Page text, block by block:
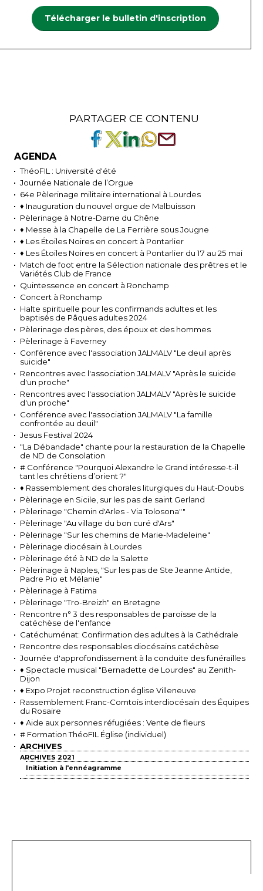
Télécharger le bulletin d'inscription
PARTAGER CE CONTENU
AGENDA
ThéoFIL : Université d'été
Journée Nationale de l’Orgue
64e Pèlerinage militaire international à Lourdes
♦ Inauguration du nouvel orgue de Malbuisson
Pèlerinage à Notre-Dame du Chêne
♦ Messe à la Chapelle de La Ferrière sous Jougne
♦ Les Étoiles Noires en concert à Pontarlier
♦ Les Étoiles Noires en concert à Pontarlier du 17 au 25 mai
Match de foot entre la Sélection nationale des prêtres et le
Variétés Club de France
Quintessence en concert à Ronchamp
Concert à Ronchamp
Halte spirituelle pour les confirmands adultes et les
baptisés de Pâques adultes 2024
Pèlerinage des pères, des époux et des hommes
Pèlerinage à Faverney
Conférence avec l'association JALMALV "Le deuil après
suicide"
Rencontres avec l'association JALMALV "Après le suicide
d'un proche"
Rencontres avec l'association JALMALV "Après le suicide
d'un proche"
Conférence avec l'association JALMALV "La famille
confrontée au deuil"
Jesus Festival 2024
"La Débandade" chante pour la restauration de la Chapelle
de ND de Consolation
# Conférence "Pourquoi Alexandre le Grand intéresse-t-il
tant les chrétiens d’orient ?"
♦ Rassemblement des chorales liturgiques du Haut-Doubs
Pèlerinage en Sicile, sur les pas de saint Gerland
Pèlerinage "Chemin d'Arles - Via Tolosona""
Pèlerinage "Au village du bon curé d'Ars"
Pèlerinage "Sur les chemins de Marie-Madeleine"
Pèlerinage diocésain à Lourdes
Pèlerinage été à ND de la Salette
Pèlerinage à Naples, "Sur les pas de Ste Jeanne Antide,
Padre Pio et Mélanie"
Pèlerinage à Fatima
Pèlerinage "Tro-Breizh" en Bretagne
Rencontre n° 3 des responsables de paroisse de la
catéchèse de l'enfance
Catéchuménat: Confirmation des adultes à la Cathédrale
Rencontre des responsables diocésains catéchèse
Journée d'approfondissement à la conduite des funérailles
♦ Spectacle musical "Bernadette de Lourdes" au Zenith-
Dijon
♦ Expo Projet reconstruction église Villeneuve
Rassemblement Franc-Comtois interdiocésain des Équipes
du Rosaire
♦ Aide aux personnes réfugiées : Vente de fleurs
# Formation ThéoFIL Église (individuel)
ARCHIVES
ARCHIVES 2021
Initiation à l'ennéagramme